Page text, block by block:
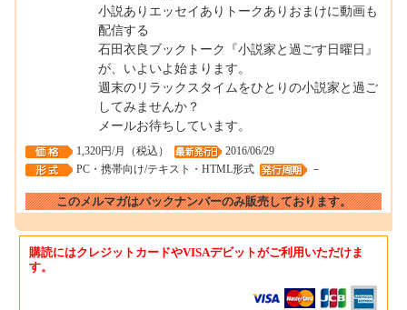
小説ありエッセイありトークありおまけに動画も
配信する
石田衣良ブックトーク『小説家と過ごす日曜日』
が、いよいよ始まります。
週末のリラックスタイムをひとりの小説家と過ご
してみませんか？
メールお待ちしています。
1,320円/月（税込）
2016/06/29
PC・携帯向け/テキスト・HTML形式
－
このメルマガはバックナンバーのみ販売しております。
購読にはクレジットカードやVISAデビットがご利用いただけま
す。